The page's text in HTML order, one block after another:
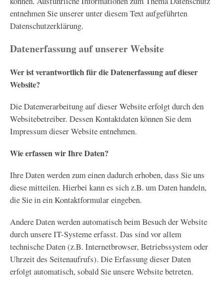
entnehmen Sie unserer unter diesem Text aufgeführten
Datenschutzerklärung.
Datenerfassung auf unserer Website
Wer ist verantwortlich für die Datenerfassung auf dieser
Website?
Die Datenverarbeitung auf dieser Website erfolgt durch den
Websitebetreiber. Dessen Kontaktdaten können Sie dem
Impressum dieser Website entnehmen.
Wie erfassen wir Ihre Daten?
Ihre Daten werden zum einen dadurch erhoben, dass Sie uns
diese mitteilen. Hierbei kann es sich z.B. um Daten handeln,
die Sie in ein Kontaktformular eingeben.
Andere Daten werden automatisch beim Besuch der Website
durch unsere IT-Systeme erfasst. Das sind vor allem
technische Daten (z.B. Internetbrowser, Betriebssystem oder
Uhrzeit des Seitenaufrufs). Die Erfassung dieser Daten
erfolgt automatisch, sobald Sie unsere Website betreten.